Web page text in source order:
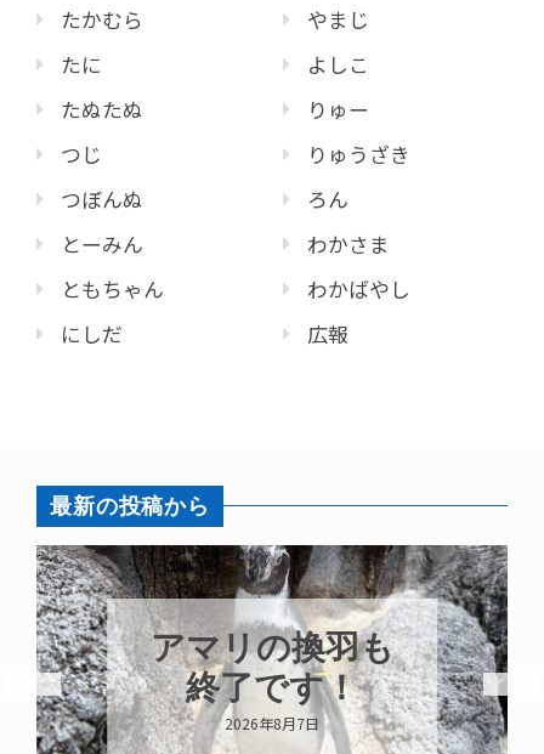
たかむら
たに
たぬたぬ
つじ
つぼんぬ
とーみん
ともちゃん
にしだ
やまじ
よしこ
りゅー
りゅうざき
ろん
わかさま
わかばやし
広報
最新の投稿から
トビウオ幼魚展
示中！
2026年8月6日